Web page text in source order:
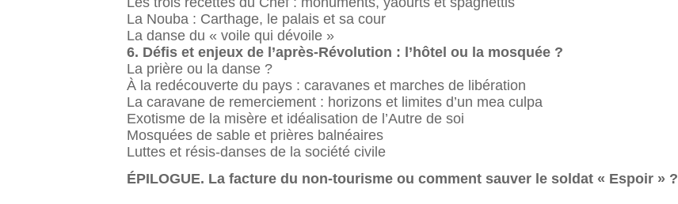
La Nouba : Carthage, le palais et sa cour
La danse du « voile qui dévoile »
6. Défis et enjeux de l’après-Révolution : l’hôtel ou la mosquée ?
La prière ou la danse ?
À la redécouverte du pays : caravanes et marches de libération
La caravane de remerciement : horizons et limites d’un mea culpa
Exotisme de la misère et idéalisation de l’Autre de soi
Mosquées de sable et prières balnéaires
Luttes et résis-danses de la société civile
ÉPILOGUE. La facture du non-tourisme ou comment sauver le soldat « Espoir » ?